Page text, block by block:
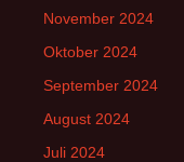
November 2024
Oktober 2024
September 2024
August 2024
Juli 2024